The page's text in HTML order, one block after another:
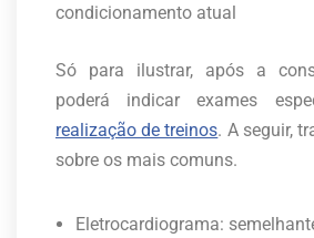
condicionamento atual
Só para ilustrar, após a
poderá indicar exames
realização de treinos. A seguir,
sobre os mais comuns.
Eletrocardiograma: